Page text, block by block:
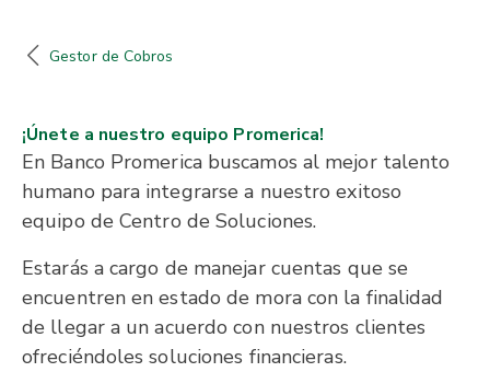
¡Únete a nuestro equipo Promerica!
En Banco Promerica buscamos al mejor talento
humano para integrarse a nuestro exitoso
equipo de Centro de Soluciones.
Estarás a cargo de manejar cuentas que se
encuentren en estado de mora con la finalidad
de llegar a un acuerdo con nuestros clientes
ofreciéndoles soluciones financieras.
Gestor de Cobros